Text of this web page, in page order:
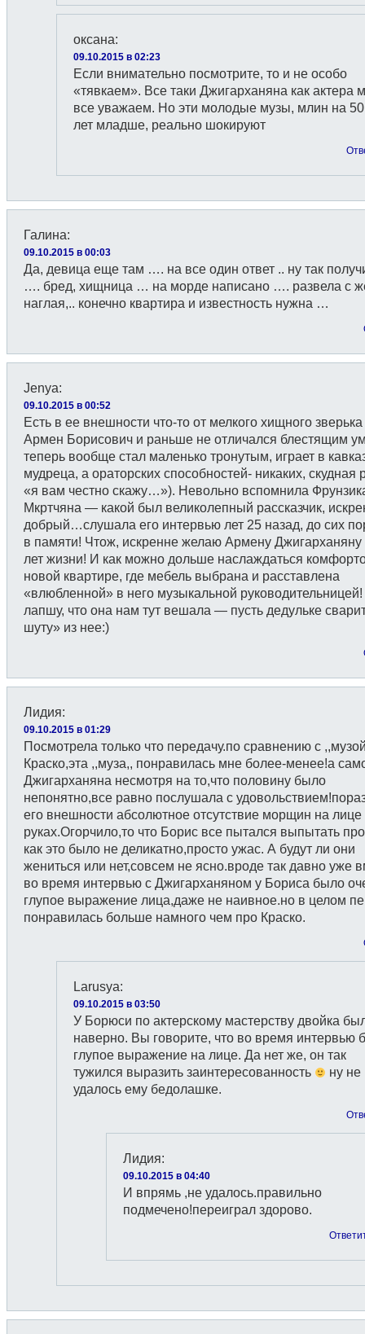
оксана:
09.10.2015 в 02:23
Если внимательно посмотрите, то и не особо
«тявкаем». Все таки Джигарханяна как актера
все уважаем. Но эти молодые музы, млин на 50
лет младше, реально шокируют
Галина:
09.10.2015 в 00:03
Да, девица еще там …. на все один ответ .. ну так
…. бред, хищница … на морде написано …. развела с
наглая,.. конечно квартира и известность нужна …
Jenya:
09.10.2015 в 00:52
Есть в ее внешности что-то от мелкого хищного
Армен Борисович и раньше не отличался блестящим
теперь вообще стал маленько тронутым, играет в
мудреца, а ораторских способностей- никаких, скудная
«я вам честно скажу…»). Невольно вспомнила
Мкртчяна — какой был великолепный рассказчик,
добрый…слушала его интервью лет 25 назад, до сих
в памяти! Чтож, искренне желаю Армену Джигарханяну
лет жизни! И как можно дольше наслаждаться
новой квартире, где мебель выбрана и расставлена
«влюбленной» в него музыкальной
лапшу, что она нам тут вешала — пусть дедульке
шуту» из нее:)
Лидия:
09.10.2015 в 01:29
Посмотрела только что передачу.по сравнению с
Краско,эта ,,муза,, понравилась мне более-менее!а
Джигарханяна несмотря на то,что половину было
непонятно,все равно послушала с
его внешности абсолютное отсутствие морщин на лице
руках.Огорчило,то что Борис все пытался выпытать
как это было не деликатно,просто ужас. А будут ли они
жениться или нет,совсем не ясно.вроде так давно уже
во время интервью с Джигарханяном у Бориса было
глупое выражение лица,даже не наивное.но в целом
понравилась больше намного чем про Краско.
Larusya:
09.10.2015 в 03:50
У Борюси по актерскому мастерству двойка
наверно. Вы говорите, что во время интервью
глупое выражение на лице. Да нет же, он так
тужился выразить заинтересованность
ну не
удалось ему бедолашке.
Лидия:
09.10.2015 в 04:40
И впрямь ,не удалось.правильно
подмечено!переиграл здорово.